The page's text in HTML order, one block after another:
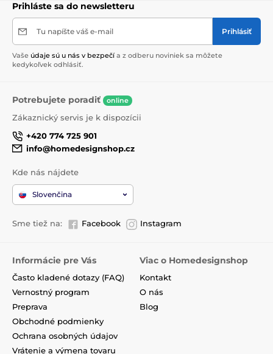
Prihláste sa do newsletteru
Tu napíšte váš e-mail Prihlásiť
Vaše údaje sú u nás v bezpečí a z odberu noviniek sa môžete
kedykoľvek odhlásiť.
Potrebujete poradiť online
Zákaznický servis je k dispozícii
+420 774 725 901
info@homedesignshop.cz
Kde nás nájdete
Slovenčina
Sme tiež na: Facebook Instagram
Informácie pre Vás
Často kladené dotazy (FAQ)
Vernostný program
Preprava
Obchodné podmienky
Ochrana osobných údajov
Vrátenie a výmena tovaru
Viac o Homedesignshop
Kontakt
O nás
Blog